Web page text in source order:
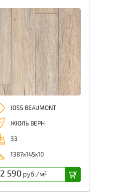
JOSS BEAUMONT
ЖЮЛЬ ВЕРН
33
1387x145x10
2 590руб./м2